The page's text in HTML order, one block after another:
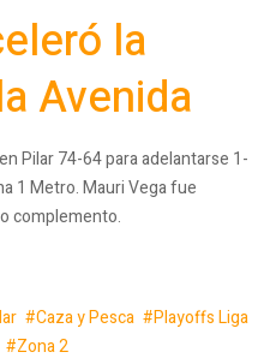
la
Avenida
Pilar 74-64 para adelantarse 1-
1 Metro. Mauri Vega fue
complemento.
Caza y Pesca
Playoffs Liga
Zona 2